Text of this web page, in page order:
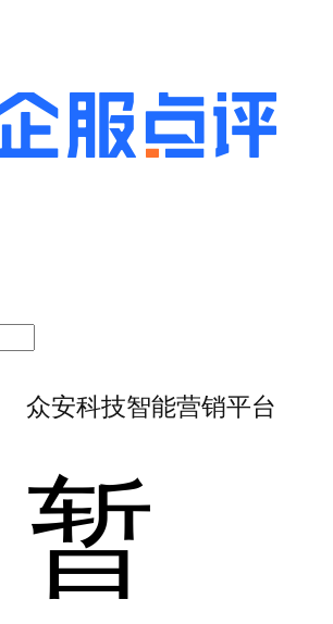
众安科技智能营销平台
暂